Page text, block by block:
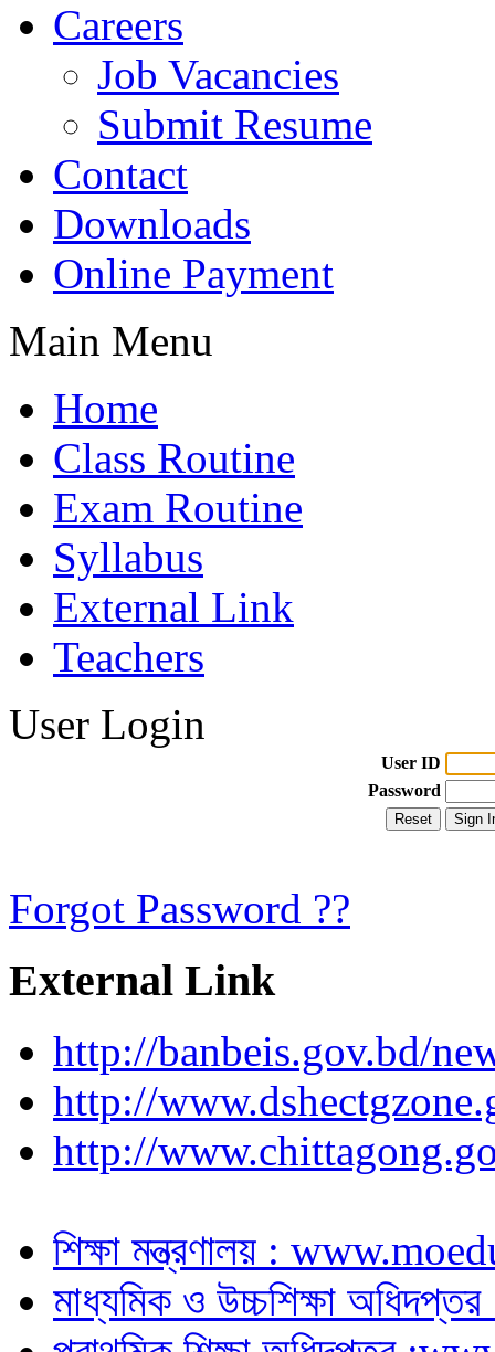
Careers
Job Vacancies
Submit Resume
Contact
Downloads
Online Payment
Main Menu
Home
Class Routine
Exam Routine
Syllabus
External Link
Teachers
User Login
User ID
Password
Forgot Password ??
External Link
http://banbeis.gov.bd/
http://
http://
শিক্ষা মন্ত্রণালয় :
মাধ্যমিক ও উচ্চশিক্ষা